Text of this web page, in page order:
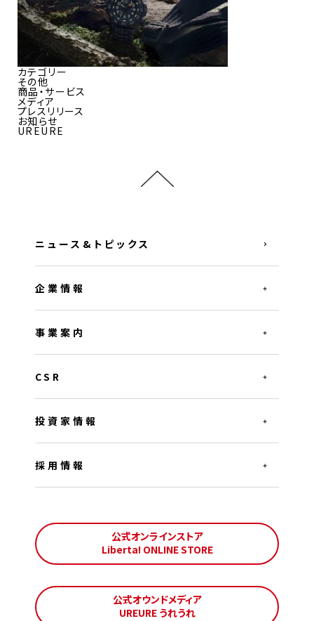
カテゴリー
その他
商品・サービス
メディア
プレスリリース
お知らせ
UREURE
ニュース&トピックス
企業情報
事業案内
CSR
投資家情報
採用情報
公式オンラインストア
Liberta! ONLINE STORE
公式オウンドメディア
UREURE うれうれ